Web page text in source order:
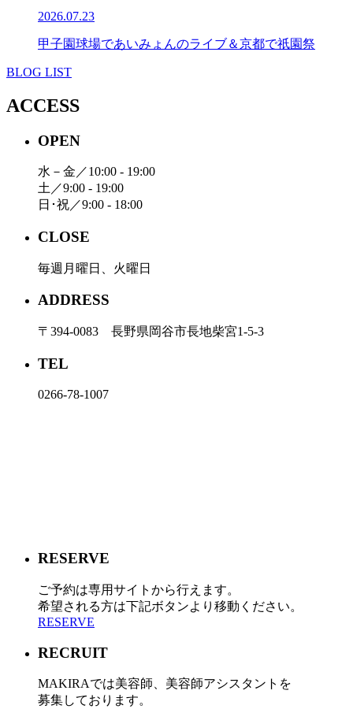
2026.07.23
甲子園球場であいみょんのライブ＆京都で祇園祭
BLOG LIST
ACCESS
OPEN
水－金／10:00 - 19:00
土／9:00 - 19:00
日･祝／9:00 - 18:00
CLOSE
毎週月曜日、火曜日
ADDRESS
〒394-0083 長野県岡谷市長地柴宮1-5-3
TEL
0266-78-1007
RESERVE
ご予約は専用サイトから行えます。
希望される方は下記ボタンより移動ください。
RESERVE
RECRUIT
MAKIRAでは美容師、美容師アシスタントを
募集しております。